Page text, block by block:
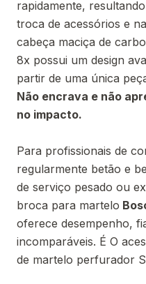
rapidamente,
troca de acessórios e
cabeça maciça de
8x possui um design
partir de uma única
Não encrava e não
no impacto.
Para profissionais de
regularmente betão e
de serviço pesado ou
broca para martelo
oferece desempenho,
incomparáveis. É O
de martelo perfurador